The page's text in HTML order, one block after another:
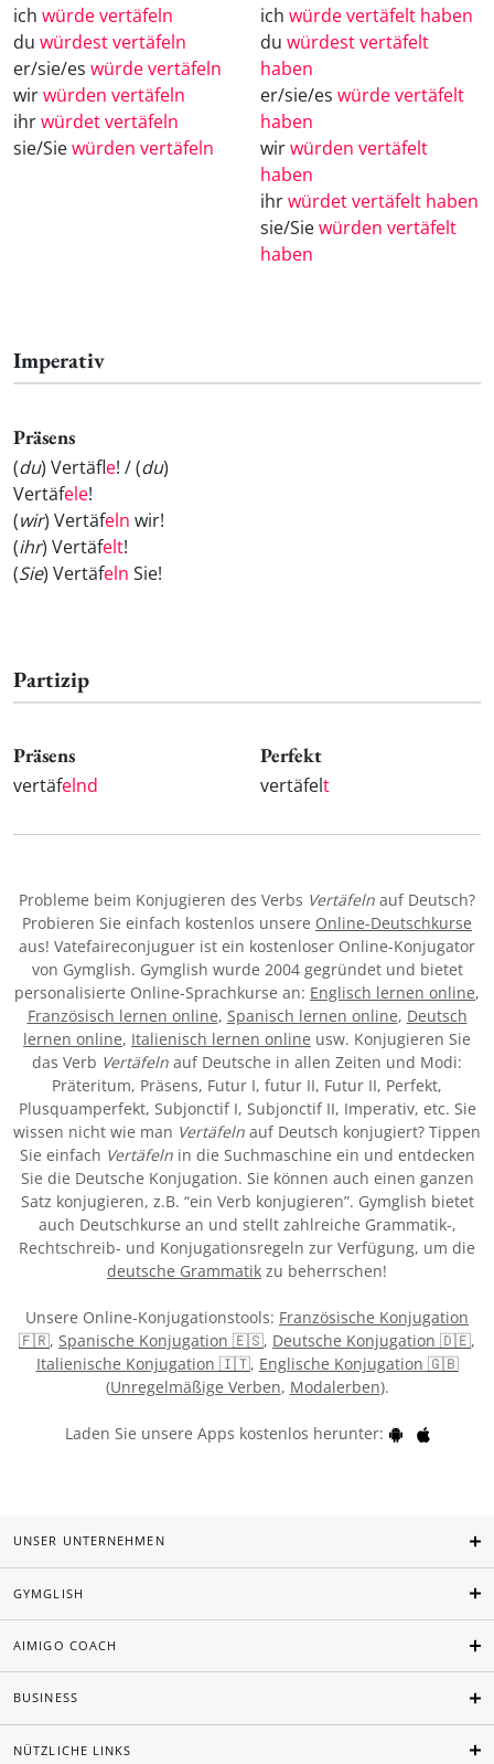
ich würde vertäfeln
du würdest vertäfeln
er/sie/es würde vertäfeln
wirwürden vertäfeln
ihrwürdet vertäfeln
sie/Siewürden vertäfeln
ich würde vertäfelt haben
du würdest vertäfelt
haben
er/sie/es würde vertäfelt
haben
wirwürden vertäfelt
haben
ihrwürdet vertäfelt haben
sie/Siewürden vertäfelt
haben
Imperativ
Präsens
(du) Vertäfle! / (du)
Vertäfele!
(wir) Vertäfeln wir!
(ihr) Vertäfelt!
(Sie) Vertäfeln Sie!
Partizip
Präsens
vertäfelnd
Perfekt
vertäfelt
Probleme beim Konjugieren des Verbs Vertäfeln auf Deutsch?
Probieren Sie einfach kostenlos unsere Online-Deutschkurse
aus! Vatefaireconjuguer ist ein kostenloser Online-Konjugator
von Gymglish. Gymglish wurde 2004 gegründet und bietet
personalisierte Online-Sprachkurse an: Englisch lernen online,
Französisch lernen online, Spanisch lernen online, Deutsch
lernen online, Italienisch lernen online usw. Konjugieren Sie
das Verb Vertäfeln auf Deutsche in allen Zeiten und Modi:
Präteritum, Präsens, Futur I, futur II, Futur II, Perfekt,
Plusquamperfekt, Subjonctif I, Subjonctif II, Imperativ, etc. Sie
wissen nicht wie man Vertäfeln auf Deutsch konjugiert? Tippen
Sie einfach Vertäfelnin die Suchmaschine ein und entdecken
Sie die Deutsche Konjugation. Sie können auch einen ganzen
Satz konjugieren, z.B. “ein Verb konjugieren”. Gymglish bietet
auch Deutschkurse an und stellt zahlreiche Grammatik-,
Rechtschreib- und Konjugationsregeln zur Verfügung, um die
deutsche Grammatik zu beherrschen!
Unsere Online-Konjugationstools: Französische Konjugation
🇫🇷, Spanische Konjugation 🇪🇸, Deutsche Konjugation 🇩🇪,
Italienische Konjugation 🇮🇹, Englische Konjugation 🇬🇧
(Unregelmäßige Verben, Modalerben).
Laden Sie unsere Apps kostenlos herunter:
UNSER UNTERNEHMEN
GYMGLISH
AIMIGO COACH
BUSINESS
NÜTZLICHE LINKS